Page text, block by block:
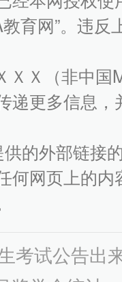
育网”。违
ＸＸ（非中
递更多信息
的外部链接
何网页上的
考试公告出